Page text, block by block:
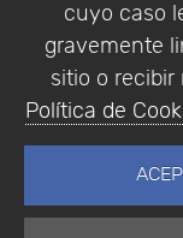
cuyo caso
gravemente
sitio o
Política de
Empresa|
©